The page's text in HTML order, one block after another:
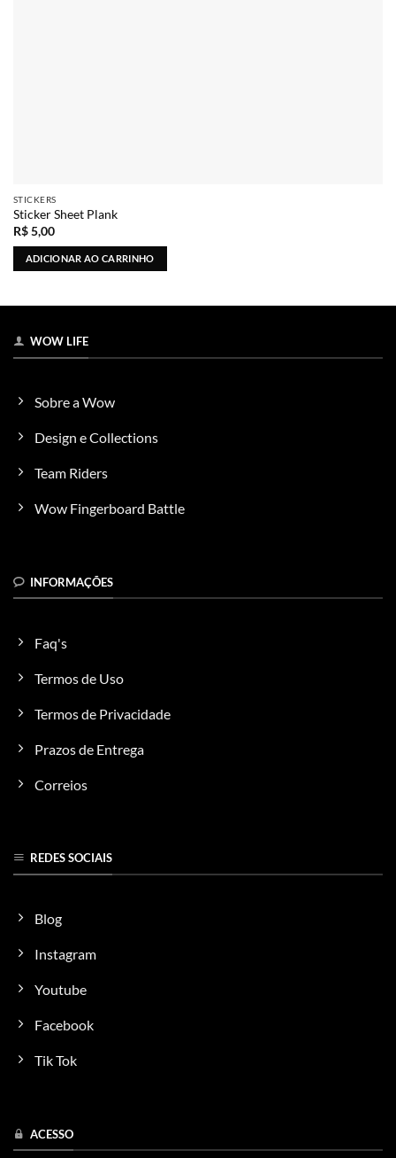
STICKERS
Sticker Sheet Plank
R$5,00
ADICIONAR AO CARRINHO
WOW LIFE
Sobre a Wow
Design e Collections
Team Riders
Wow Fingerboard Battle
INFORMAÇÕES
Faq's
Termos de Uso
Termos de Privacidade
Prazos de Entrega
Correios
REDES SOCIAIS
Blog
Instagram
Youtube
Facebook
Tik Tok
ACESSO